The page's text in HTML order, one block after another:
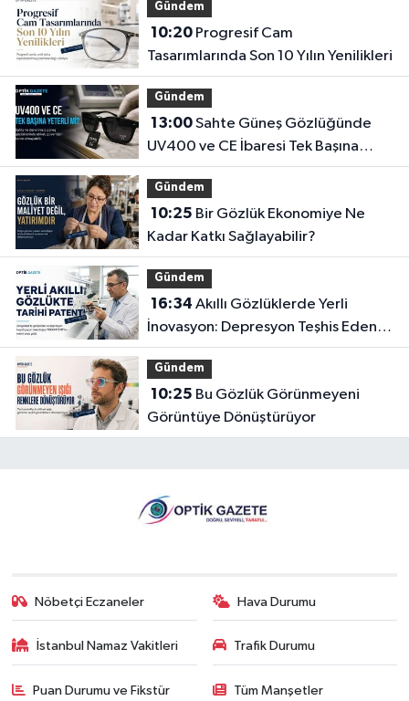
Gündem
10:20Progresif Cam
Tasarımlarında Son 10 Yılın Yenilikleri
Gündem
13:00Sahte Güneş Gözlüğünde
UV400 ve CE İbaresi Tek Başına
Yeterli mi?
Gündem
10:25
Kadar Katkı Sağlayabilir?
Gündem
16:34
İnovasyon: Depresyon Teşhis Eden
Gözlüğe Türkpatent Onayı
Gündem
10:25
Görüntüye Dönüştürüyor
Nöbetçi Eczaneler Hava Durumu
İstanbul Namaz Vakitleri Trafik Durumu
Puan Durumu ve Fikstür Tüm Manşetler